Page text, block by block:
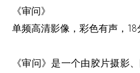
《审问》
单频高清影像，彩色有声，
《审问》是一个由胶片摄影